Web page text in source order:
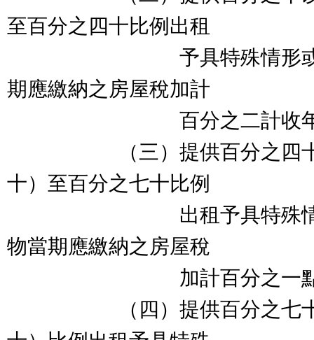
至百分之四十比例出租
予具特殊情形或身分
期應繳納之房屋稅加計
百分之二計收年
（三）提供百分之四十以
十）至百分之七十比例
出租予具特殊情形或
物當期應繳納之房屋稅
加計百分之一點五計
（四）提供百分之七十以